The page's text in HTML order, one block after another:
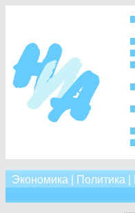
Экономика Политика